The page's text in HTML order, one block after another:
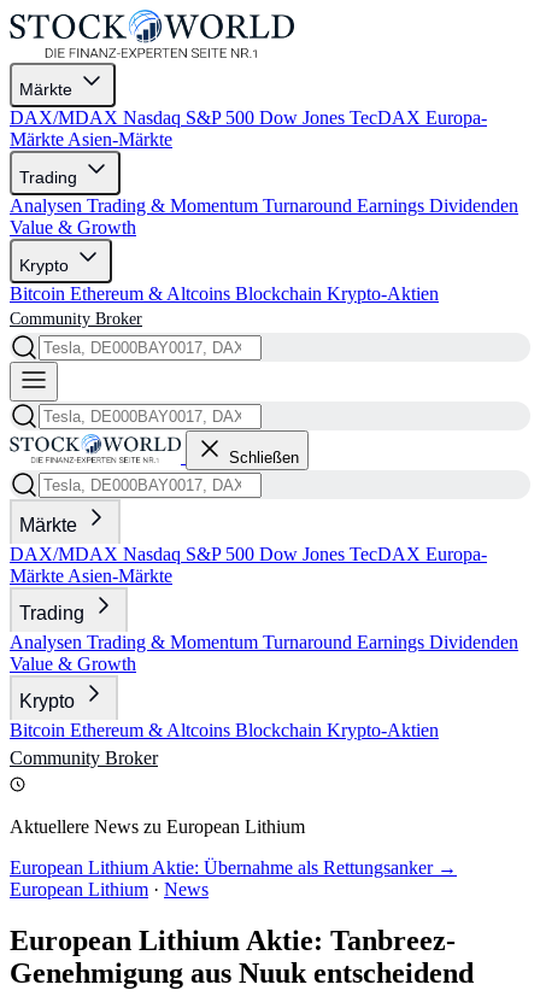
Märkte
DAX/MDAX Nasdaq S&P 500 Dow Jones TecDAX Europa-
Märkte Asien-Märkte
Trading
Analysen Trading & Momentum Turnaround Earnings Dividenden
Value & Growth
Krypto
Bitcoin Ethereum & Altcoins Blockchain Krypto-Aktien
Community Broker
Schließen
Märkte
DAX/MDAX Nasdaq S&P 500 Dow Jones TecDAX Europa-
Märkte Asien-Märkte
Trading
Analysen Trading & Momentum Turnaround Earnings Dividenden
Value & Growth
Krypto
Bitcoin Ethereum & Altcoins Blockchain Krypto-Aktien
Community Broker
Aktuellere News zu European Lithium
European Lithium Aktie: Übernahme als Rettungsanker →
European Lithium · News
European Lithium Aktie: Tanbreez-
Genehmigung aus Nuuk entscheidend